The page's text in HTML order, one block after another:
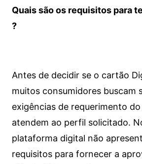
Quais são os requisitos para
?
Antes de decidir se o cartão
muitos consumidores buscam
exigências de requerimento
atendem ao perfil solicitado.
plataforma digital não
requisitos para fornecer a